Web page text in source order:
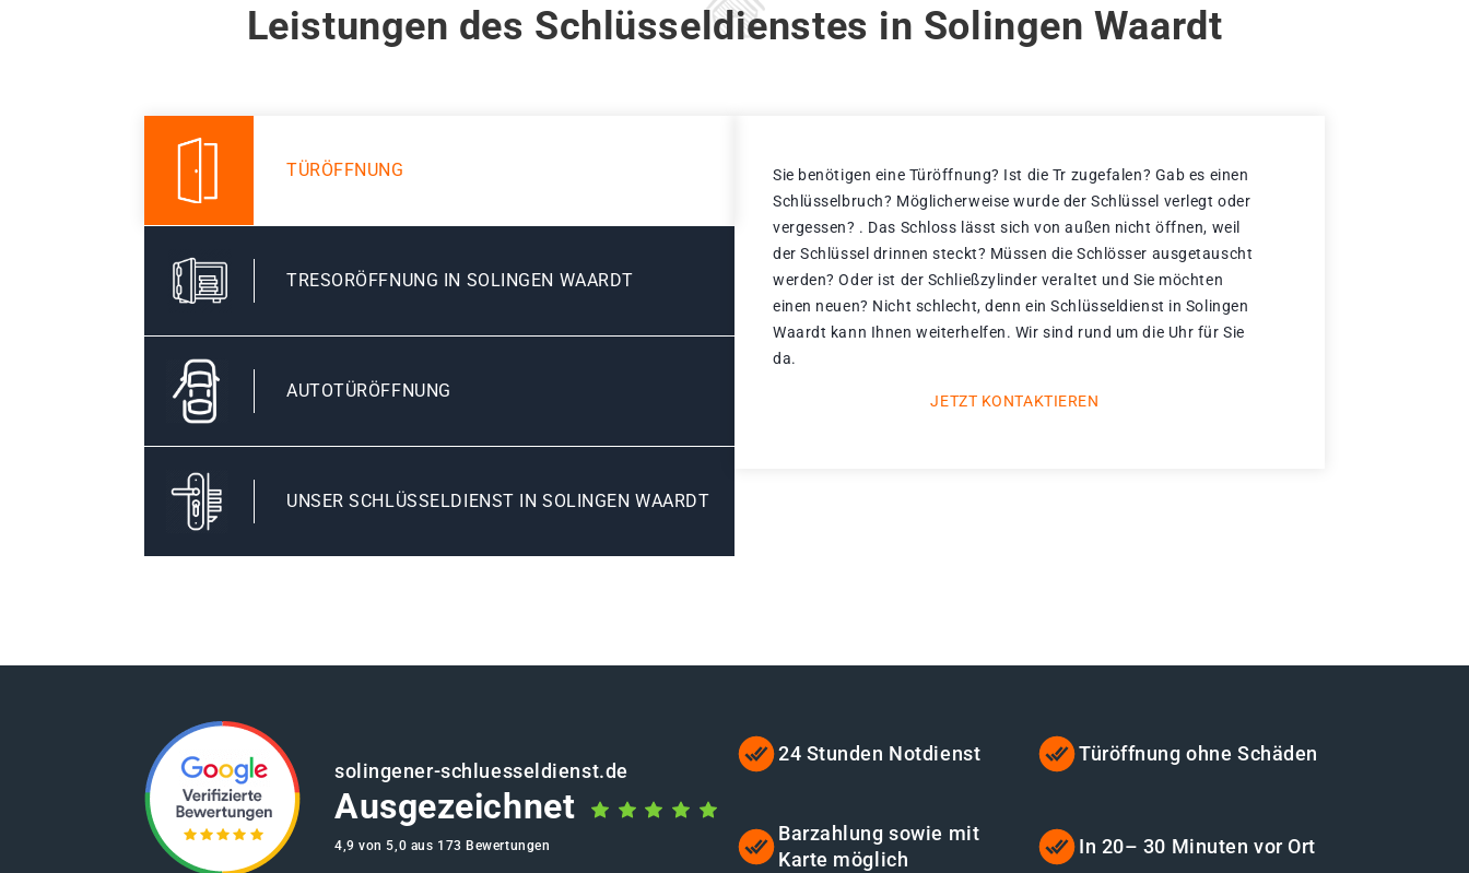
Leistungen des Schlüsseldienstes in Solingen Waardt
TÜRÖFFNUNG
TRESORÖFFNUNG IN SOLINGEN WAARDT
AUTOTÜRÖFFNUNG
UNSER SCHLÜSSELDIENST IN SOLINGEN WAARDT
Sie benötigen eine Türöffnung? Ist die Tr zugefalen? Gab es einen
Schlüsselbruch? Möglicherweise wurde der Schlüssel verlegt oder
vergessen? . Das Schloss lässt sich von außen nicht öffnen, weil
der Schlüssel drinnen steckt? Müssen die Schlösser ausgetauscht
werden? Oder ist der Schließzylinder veraltet und Sie möchten
einen neuen? Nicht schlecht, denn ein Schlüsseldienst in Solingen
Waardt kann Ihnen weiterhelfen. Wir sind rund um die Uhr für Sie
da.
JETZT KONTAKTIEREN
solingener-schluesseldienst.de
Ausgezeichnet
4,9 von 5,0 aus 173 Bewertungen
24 Stunden Notdienst Türöffnung ohne Schäden
Barzahlung sowie mit
Karte möglich
In 20– 30 Minuten vor Ort